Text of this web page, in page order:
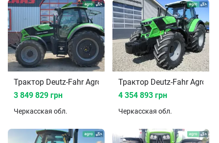
Трактор Deutz-Fahr Agrotron
3 849 829 грн
Черкасская обл.
Трактор Deutz-Fahr
4 354 893 грн
Черкасская обл.